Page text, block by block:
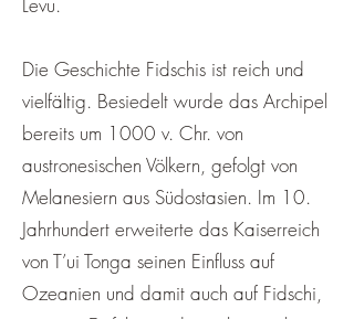
Die Geschichte Fidschis ist reich und
vielfältig. Besiedelt wurde das Archipel
bereits um 1000 v. Chr. von
austronesischen Völkern, gefolgt von
Melanesiern aus Südostasien. Im 10.
Jahrhundert erweiterte das Kaiserreich
von T’ui Tonga seinen Einfluss auf
Ozeanien und damit auch auf Fidschi,